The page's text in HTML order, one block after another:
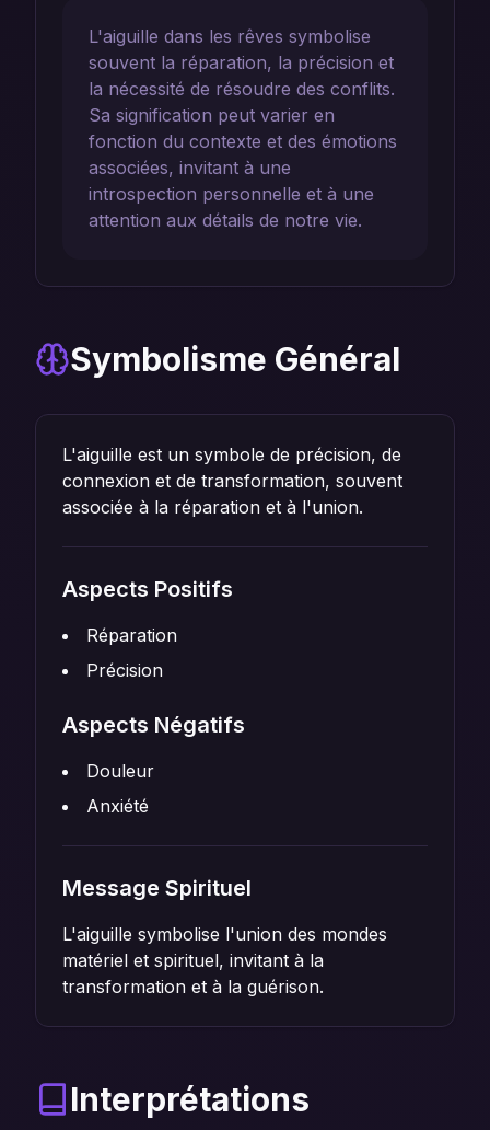
L'aiguille dans les rêves symbolise
souvent la réparation, la précision et
la nécessité de résoudre des conflits.
Sa signification peut varier en
fonction du contexte et des émotions
associées, invitant à une
introspection personnelle et à une
attention aux détails de notre vie.
Symbolisme Général
L'aiguille est un symbole de précision, de
connexion et de transformation, souvent
associée à la réparation et à l'union.
Aspects Positifs
Réparation
Précision
Aspects Négatifs
Douleur
Anxiété
Message Spirituel
L'aiguille symbolise l'union des mondes
matériel et spirituel, invitant à la
transformation et à la guérison.
Interprétations